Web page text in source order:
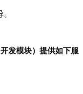
发模块）提供如下服